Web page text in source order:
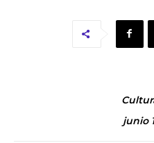
junio